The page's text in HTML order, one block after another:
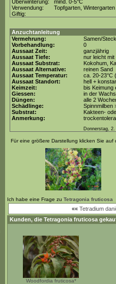
Überwinterung:
mind. 0-5°C
Verwendung:
Topfgarten, Wintergarten
Giftig:
Anzuchtanleitung
Vermehrung:
Samen/
Vorbehandlung:
0
Aussaat Zeit:
ganzjährig
Aussaat Tiefe:
nur leicht
Aussaat Substrat:
Kokohum,
Aussaat Alternative:
reinen Sand
Aussaat Temperatur:
ca. 20-23°C
Aussaat Standort:
hell +
Keimzeit:
bis Keimung
Giessen:
in der
Düngen:
alle 2
Schädlinge:
Spinnmilben
Substrat:
Kakteen-
Anmerkung:
Donnerstag,
Für eine größere Darstellung klicken Sie auf
Ich habe eine Frage zu Tetragonia fruticosa
«« Tetradium
Kunden, die Tetragonia fruticosa
Woodfordia fruticosa*